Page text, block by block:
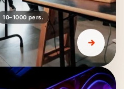
10–1000 pers.